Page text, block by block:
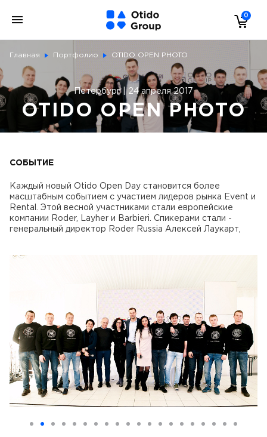
0
Главная Портфолио OTIDO OPEN PHOTO
Петербург | 24 апреля 2017
OTIDO OPEN PHOTO
СОБЫТИЕ
Каждый новый Otido Open Day становится более
масштабным событием c участием лидеров рынка Event и
Rental. Этой весной участниками стали европейские
компании Roder, Layher и Barbieri. Спикерами стали -
генеральный директор Roder Russia Алексей Лаукарт,